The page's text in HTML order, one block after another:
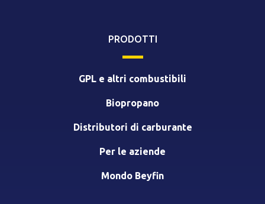
PRODOTTI
GPL e altri combustibili
Biopropano
Distributori di carburante
Per le aziende
Mondo Beyfin